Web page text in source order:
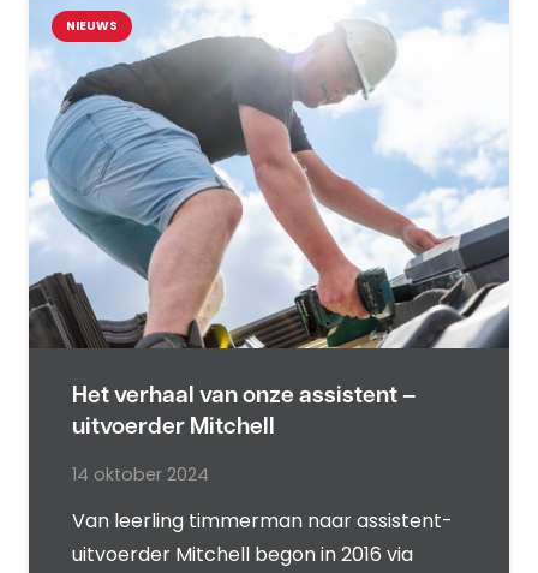
NIEUWS
Het verhaal van onze assistent –
uitvoerder Mitchell
14 oktober 2024
Van leerling timmerman naar assistent-
uitvoerder Mitchell begon in 2016 via